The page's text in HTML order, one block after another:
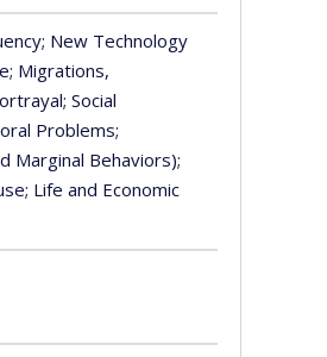
; New Technology
; Migrations,
; Social
Problems;
Marginal Behaviors);
; Life and Economic